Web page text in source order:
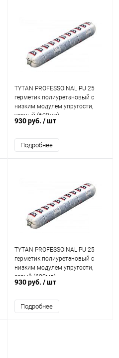
TYTAN PROFESSOINAL PU 25
герметик полиуретановый с
низким модулем упругости,
черный (600мл)
930 руб. / шт
Подробнее
TYTAN PROFESSOINAL PU 25
герметик полиуретановый с
низким модулем упругости,
серый (600мл)
930 руб. / шт
Подробнее